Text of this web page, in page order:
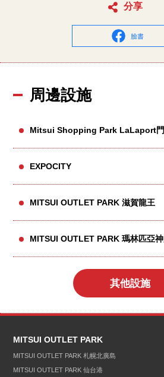
分享
臉書
周邊設施
Mitsui Shopping Park LaLaport
EXPOCITY
MITSUI OUTLET PARK 滋賀龍王
MITSUI OUTLET PARK 瑪林匹亞
其他設施
MITSUI OUTLET PARK
MITSUI OUTLET PARK 札幌北廣島
MITSUI OUTLET PARK 仙台港